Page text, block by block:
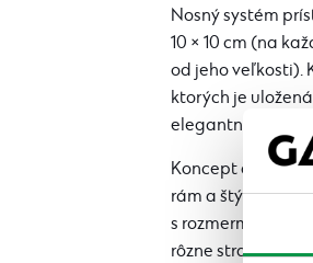
Nosný systém
10 × 10 cm (na
od jeho veľkosti).
ktorých je
elegantne
Koncept
rám a štýlová
s rozmermi 1 × 2
rôzne strany